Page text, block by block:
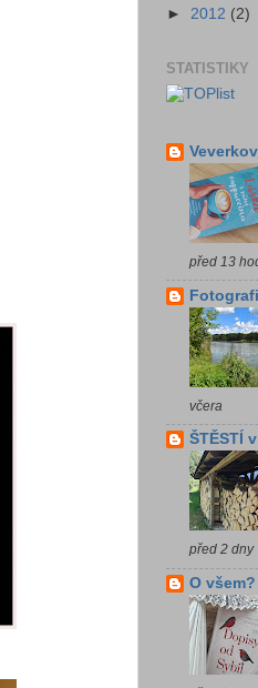
► 2012 (2)
STATISTIKY
před 13
včera
ŠTĚSTÍ
před 2 dny
O